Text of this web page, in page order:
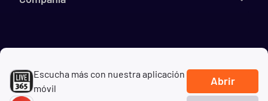
Escucha más con nuestra aplicación
móvil
Abrir
TérminosDMCAPrivacidad CookiesNo vender mi información